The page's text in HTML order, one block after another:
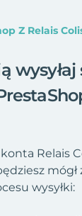
Z Relais
Relais
wysyłki: